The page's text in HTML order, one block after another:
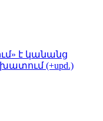
է կանանց
(+upd.)